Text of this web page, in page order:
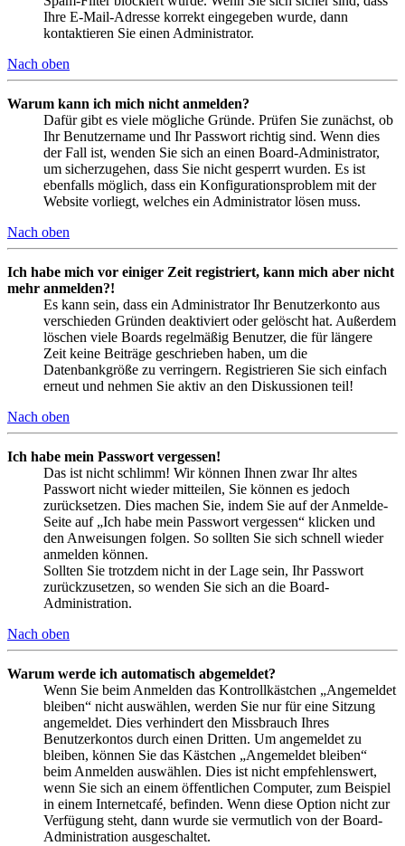
Ihre E-Mail-Adresse korrekt eingegeben wurde, dann
kontaktieren Sie einen Administrator.
Nach oben
Warum kann ich mich nicht anmelden?
Dafür gibt es viele mögliche Gründe. Prüfen Sie zunächst, ob
Ihr Benutzername und Ihr Passwort richtig sind. Wenn dies
der Fall ist, wenden Sie sich an einen Board-Administrator,
um sicherzugehen, dass Sie nicht gesperrt wurden. Es ist
ebenfalls möglich, dass ein Konfigurationsproblem mit der
Website vorliegt, welches ein Administrator lösen muss.
Nach oben
Ich habe mich vor einiger Zeit registriert, kann mich aber nicht
mehr anmelden?!
Es kann sein, dass ein Administrator Ihr Benutzerkonto aus
verschieden Gründen deaktiviert oder gelöscht hat. Außerdem
löschen viele Boards regelmäßig Benutzer, die für längere
Zeit keine Beiträge geschrieben haben, um die
Datenbankgröße zu verringern. Registrieren Sie sich einfach
erneut und nehmen Sie aktiv an den Diskussionen teil!
Nach oben
Ich habe mein Passwort vergessen!
Das ist nicht schlimm! Wir können Ihnen zwar Ihr altes
Passwort nicht wieder mitteilen, Sie können es jedoch
zurücksetzen. Dies machen Sie, indem Sie auf der Anmelde-
Seite auf „Ich habe mein Passwort vergessen“ klicken und
den Anweisungen folgen. So sollten Sie sich schnell wieder
anmelden können.
Sollten Sie trotzdem nicht in der Lage sein, Ihr Passwort
zurückzusetzen, so wenden Sie sich an die Board-
Administration.
Nach oben
Warum werde ich automatisch abgemeldet?
Wenn Sie beim Anmelden das Kontrollkästchen „Angemeldet
bleiben“ nicht auswählen, werden Sie nur für eine Sitzung
angemeldet. Dies verhindert den Missbrauch Ihres
Benutzerkontos durch einen Dritten. Um angemeldet zu
bleiben, können Sie das Kästchen „Angemeldet bleiben“
beim Anmelden auswählen. Dies ist nicht empfehlenswert,
wenn Sie sich an einem öffentlichen Computer, zum Beispiel
in einem Internetcafé, befinden. Wenn diese Option nicht zur
Verfügung steht, dann wurde sie vermutlich von der Board-
Administration ausgeschaltet.